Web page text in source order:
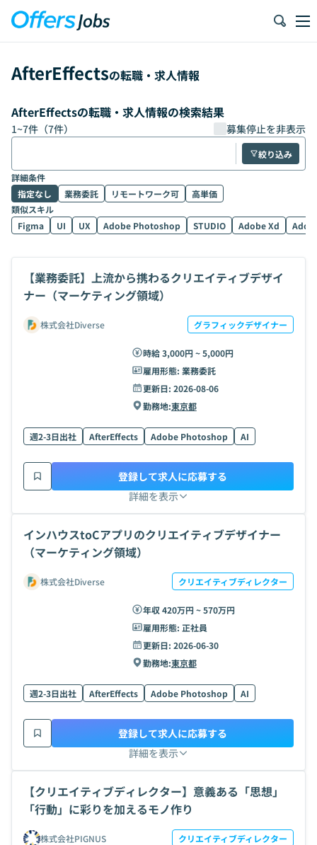
AfterEffectsの転職・求人情報
AfterEffectsの転職・求人情報の検索結果
1~7件（7件） 募集停止を非表示
絞り込み
詳細条件
指定なし
業務委託 リモートワーク可
高単価
類似スキル
Figma
UI UX Adobe Photoshop STUDIO Adobe Xd
【業務委託】上流から携わるクリエイティブデザイ
ナー（マーケティング領域）
株式会社Diverse グラフィックデザイナー
時給 3,000円 ~ 5,000円
雇用形態: 業務委託
更新日: 2026-08-06
勤務地:東京都
週2-3日出社 AfterEffects Adobe Photoshop AI
詳細を表示
登録して求人に応募する
インハウスtoCアプリのクリエイティブデザイナー
（マーケティング領域）
株式会社Diverse クリエイティブディレクター
年収 420万円 ~ 570万円
雇用形態: 正社員
更新日: 2026-06-30
勤務地:東京都
週2-3日出社 AfterEffects Adobe Photoshop AI
詳細を表示
登録して求人に応募する
【クリエイティブディレクター】意義ある「思想」
「行動」に彩りを加えるモノ作り
株式会社PIGNUS クリエイティブディレクター